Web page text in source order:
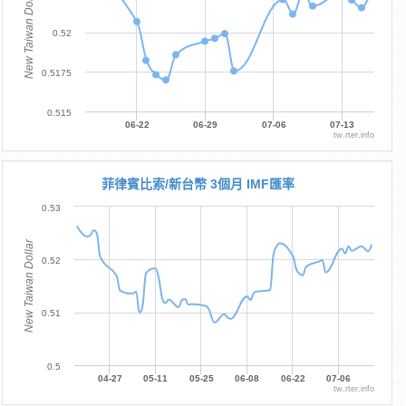
New Taiwan Dollar
06-22 06-29 07-06 07-13
0.515
0.5175
0.52
tw.rter.info
New Taiwan Dollar
菲律賓比索/新台幣 3個月 IMF匯率
04-27 05-11 05-25 06-08 06-22 07-06
0.5
0.51
0.52
0.53
tw.rter.info